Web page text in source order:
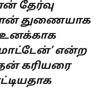
தேர்வு
துணையாக
என்ற
கரியரை